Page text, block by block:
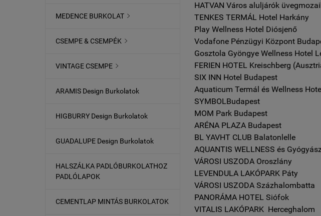
MEDENCE BURKOLAT 
CSEMPE & CSEMPÉK 
VINTAGE CSEMPE 
ARAMIS Design Burkolatok
HIGBURRY Design Burkolatok
GUADALUPE Design Burkolatok
HALSZÁLKA PADLÓBURKOLATHOZ
PADLÓLAPOK
CEMENTLAP MINTÁS BURKOLATOK
HATVAN Város aluljárók
TENKES TERMÁL Hotel Harkány
Play Wellness Hotel Diósjenő
Vodafone Pénzügyi Központ
Gosztola Gyöngye Wellness Hotel
FERIEN HOTEL Kreischberg
SIX INN Hotel Budapest
Aquaticum Termál és Wellness
SYMBOLBudapest
MOM Park Budapest
ARÉNA PLAZA Budapest
BL YAVHT CLUB Balatonlelle
AQUANTIS WELLNESS és
VÁROSI USZODA Oroszlány
LEVENDULA LAKÓPARK Páty
VÁROSI USZODA Százhalombatta
PANORÁMA HOTEL Siófok
VITALIS LAKÓPARK Herceghalom